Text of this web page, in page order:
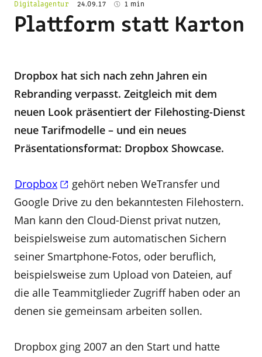
Digitalagentur 24.09.17 1 min
Plattform statt Karton
Dropbox hat sich nach zehn Jahren ein
Rebranding verpasst. Zeitgleich mit dem
neuen Look präsentiert der Filehosting-Dienst
neue Tarifmodelle – und ein neues
Präsentationsformat: Dropbox Showcase.
Dropbox
gehört neben WeTransfer und
Google Drive zu den bekanntesten Filehostern.
Man kann den Cloud-Dienst privat nutzen,
beispielsweise zum automatischen Sichern
seiner Smartphone-Fotos, oder beruflich,
beispielsweise zum Upload von Dateien, auf
die alle Teammitglieder Zugriff haben oder an
denen sie gemeinsam arbeiten sollen.
Dropbox ging 2007 an den Start und hatte